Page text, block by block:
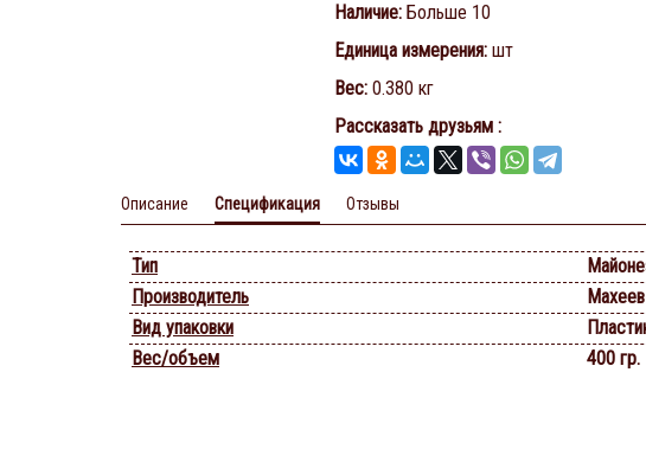
Наличие: Больше 10
Единица измерения: шт
Вес: 0.380 кг
Рассказать друзьям :
Описание Спецификация Отзывы
Тип
Производитель
Махеев
Вид упаковки
Вес/объем
400 гр.